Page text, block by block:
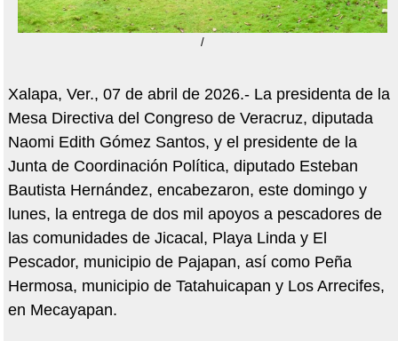
/
Xalapa, Ver., 07 de abril de 2026.- La presidenta de la
Mesa Directiva del Congreso de Veracruz, diputada
Naomi Edith Gómez Santos, y el presidente de la
Junta de Coordinación Política, diputado Esteban
Bautista Hernández, encabezaron, este domingo y
lunes, la entrega de dos mil apoyos a pescadores de
las comunidades de Jicacal, Playa Linda y El
Pescador, municipio de Pajapan, así como Peña
Hermosa, municipio de Tatahuicapan y Los Arrecifes,
en Mecayapan.